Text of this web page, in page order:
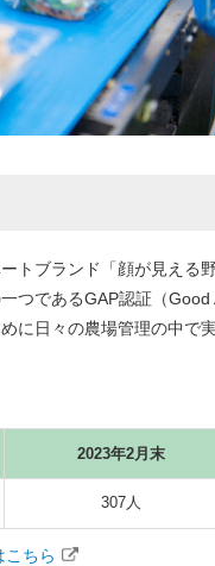
トブランド「顔が見える
つであるGAP認証（
に日々の農場管理の中で
2023年2月末
307人
こちら